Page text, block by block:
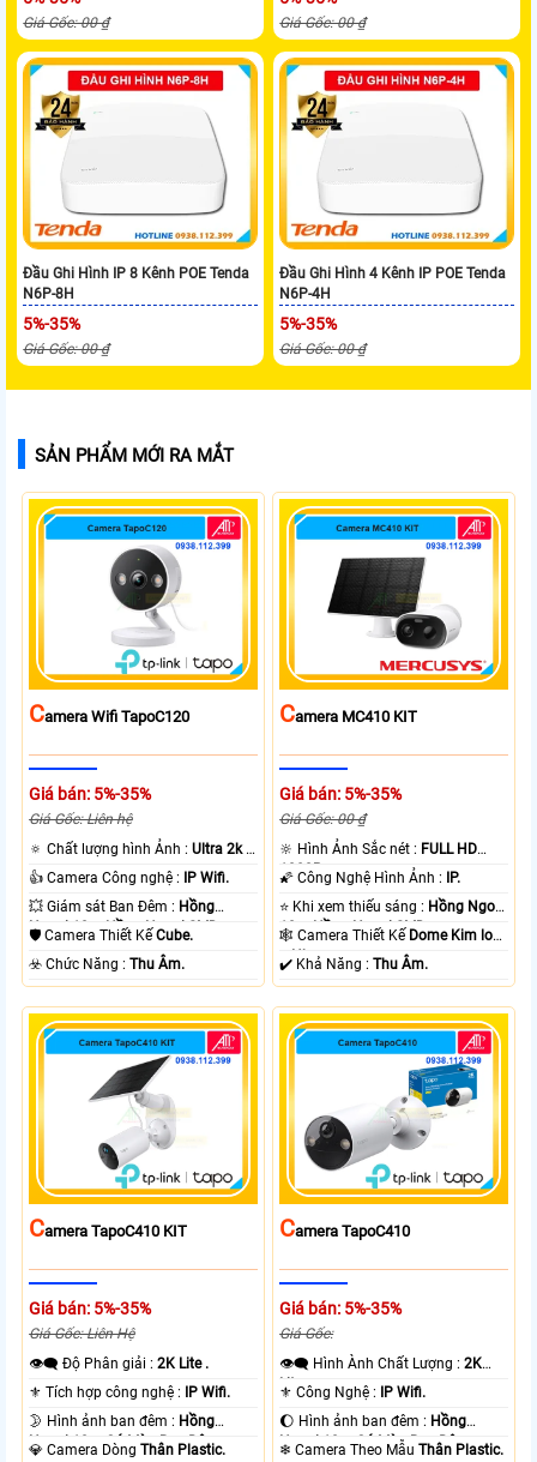
Giá Gốc: 00 ₫ Giá Gốc: 00 ₫
Đầu Ghi Hình IP 8 Kênh POE Tenda
N6P-8H
5%-35%
Giá Gốc: 00 ₫
Đầu Ghi Hình 4 Kênh IP POE Tenda
N6P-4H
5%-35%
Giá Gốc: 00 ₫
SẢN PHẨM MỚI RA MẮT
CAmera Wifi TapoC120
Giá bán: 5%-35%
Giá Gốc: Liên hệ
🔅 Chất lượng hình Ảnh :Ultra 2k +
.
👍 Camera Công nghệ :
IP Wifi.
💥 Giám sát Ban Đêm : Hồng
Ngoại 10m Hồng Ngoại SMD.
🛡 Camera Thiết KếCube.
️☣️ Chức Năng :Thu Âm.
CAmera MC410 KIT
Giá bán: 5%-35%
Giá Gốc: 00 ₫
🔆 Hình Ảnh Sắc nét : FULL HD
1080P .
🌠 Công Nghệ Hình Ảnh :
IP.
⭐ Khi xem thiếu sáng : Hồng Ngoại
10m Hồng Ngoại SMD.
🕸️ Camera Thiết Kế Dome Kim loại
+ Nhựa.
️✔️ Khả Năng :Thu Âm.
CAmera TapoC410 KIT
Giá bán: 5%-35%
Giá Gốc: Liên Hệ
👁️‍🗨 Độ Phân giải :2K Lite .
⚜️ Tích hợp công nghệ : IP Wifi.
🌛 Hình ảnh ban đêm : Hồng
Ngoại 10m Có Màu Ban Ðêm.
💎 Camera DòngThân Plastic.
CAmera TapoC410
Giá bán: 5%-35%
Giá Gốc:
👁️‍🗨 Hình Ành Chất Lượng :2K
Lite .
⚜️ Công Nghệ : IP Wifi.
🌔 Hình ảnh ban đêm : Hồng
Ngoại 10m Có Màu Ban Ðêm.
❄ Camera Theo MẫuThân Plastic.